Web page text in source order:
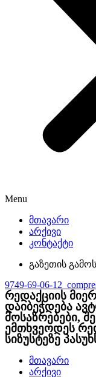
Menu
მთავარი
არქივი
კონტაქტი
გაზეთის
9749-69-06-
რედაქციის
დაიბეჭდება
მოსაზრებები,
ემთხვეოდეს
სიზუსტეზე
მთავარი
არქივი